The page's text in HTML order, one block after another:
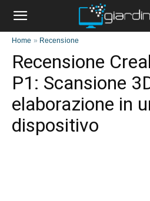
Home » Recensione
Recensione
P1: Scansione
elaborazione in
dispositivo